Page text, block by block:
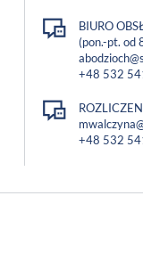
BIURO
(pon.-pt. od
+48 532
+48 532